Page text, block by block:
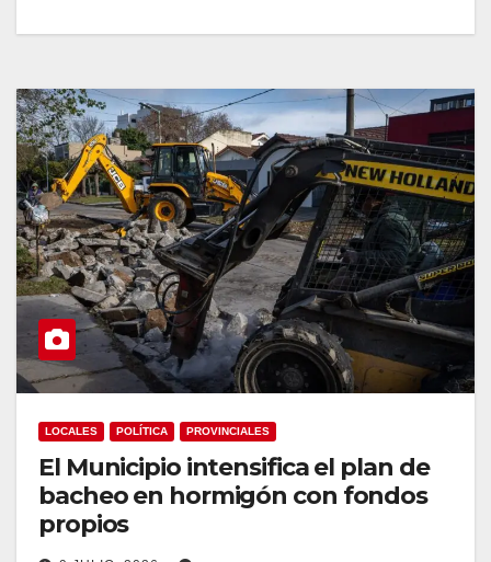
LOCALES POLÍTICA PROVINCIALES
El Municipio intensifica el plan de
bacheo en hormigón con fondos
propios